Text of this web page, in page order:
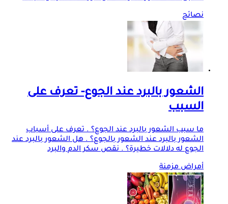
نصائح
الشعور بالبرد عند الجوع- تعرف على
السبب
ما سبب الشعور بالبرد عند الجوع؟ . تعرف على أسباب
الشعور بالبرد عند الشعور بالجوع؟ . هل الشعور بالبرد عند
الجوع له دلالات خطيرة؟ . نقص سكر الدم والبرد
أمراض مزمنة